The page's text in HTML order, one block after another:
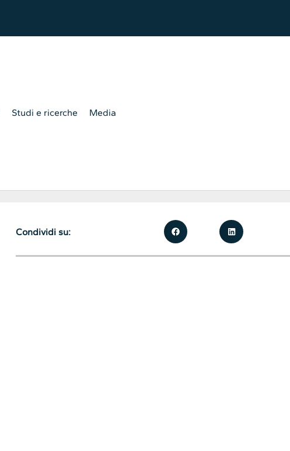
Studi e ricerche Media
Condividi su: